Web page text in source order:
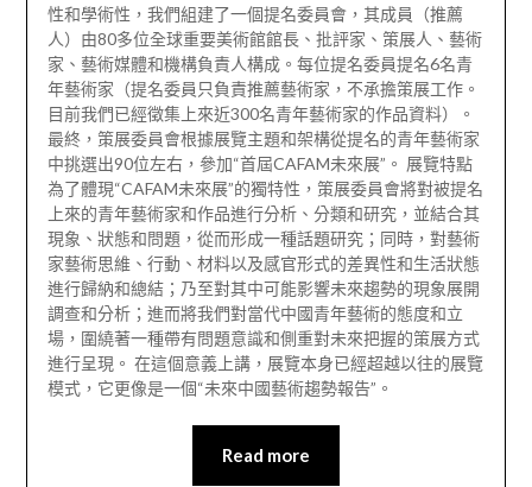
性和學術性，我們組建了一個提名委員會，其成員（推薦
人）由80多位全球重要美術館館長、批評家、策展人、藝術
家、藝術媒體和機構負責人構成。每位提名委員提名6名青
年藝術家（提名委員只負責推薦藝術家，不承擔策展工作。
目前我們已經徵集上來近300名青年藝術家的作品資料）。
最終，策展委員會根據展覽主題和架構從提名的青年藝術家
中挑選出90位左右，參加“首屆CAFAM未來展”。 展覽特點
為了體現“CAFAM未來展”的獨特性，策展委員會將對被提名
上來的青年藝術家和作品進行分析、分類和研究，並結合其
現象、狀態和問題，從而形成一種話題研究；同時，對藝術
家藝術思維、行動、材料以及感官形式的差異性和生活狀態
進行歸納和總結；乃至對其中可能影響未來趨勢的現象展開
調查和分析；進而將我們對當代中國青年藝術的態度和立
場，圍繞著一種帶有問題意識和側重對未來把握的策展方式
進行呈現。 在這個意義上講，展覽本身已經超越以往的展覽
模式，它更像是一個“未來中國藝術趨勢報告”。
Read more